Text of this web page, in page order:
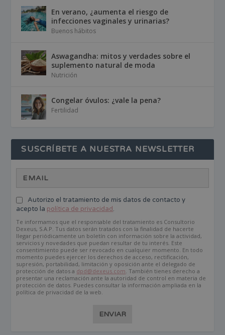
En verano, ¿aumenta el riesgo de
infecciones vaginales y urinarias?
Buenos hábitos
Aswagandha: mitos y verdades sobre el
suplemento natural de moda
Nutrición
Congelar óvulos: ¿vale la pena?
Fertilidad
SUSCRÍBETE A NUESTRA NEWSLETTER
Autorizo el tratamiento de mis datos de contacto y
acepto la política de privacidad.
Te informamos que el responsable del tratamiento es Consultorio
Dexeus, S.A.P. Tus datos serán tratados con la finalidad de hacerte
llegar periódicamente un boletín con información sobre la actividad,
servicios y novedades que puedan resultar de tu interés. Este
consentimiento puede ser revocado en cualquier momento. En todo
momento puedes ejercer los derechos de acceso, rectificación,
supresión, portabilidad, limitación y oposición ante el delegado de
protección de datos a dpd@dexeus.com . También tienes derecho a
presentar una reclamación ante la autoridad de control en materia de
protección de datos. Puedes consultar la información ampliada en la
política de privacidad de la web.
ENVIAR